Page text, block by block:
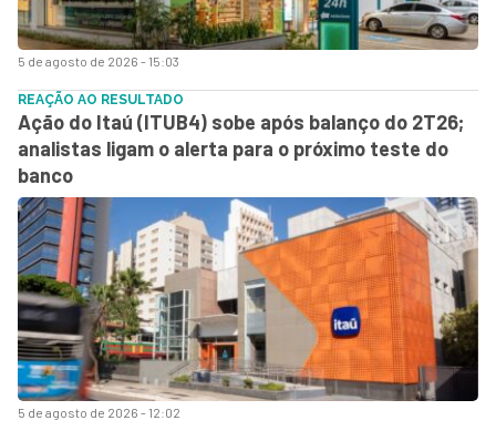
5 de agosto de 2026 - 15:03
5 de agosto de 2026 - 12:02
REAÇÃO AO RESULTADO
Ação do Itaú (ITUB4) sobe após balanço do 2T26;
analistas ligam o alerta para o próximo teste do
banco